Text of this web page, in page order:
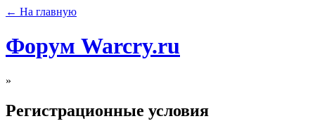
← На главную
Форум Warcry.ru
»
Регистрационные условия